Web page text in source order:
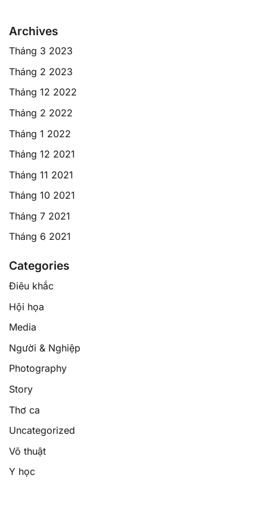
Archives
Tháng 3 2023
Tháng 2 2023
Tháng 12 2022
Tháng 2 2022
Tháng 1 2022
Tháng 12 2021
Tháng 11 2021
Tháng 10 2021
Tháng 7 2021
Tháng 6 2021
Categories
Điêu khắc
Hội họa
Media
Người & Nghiệp
Photography
Story
Thơ ca
Uncategorized
Võ thuật
Y học